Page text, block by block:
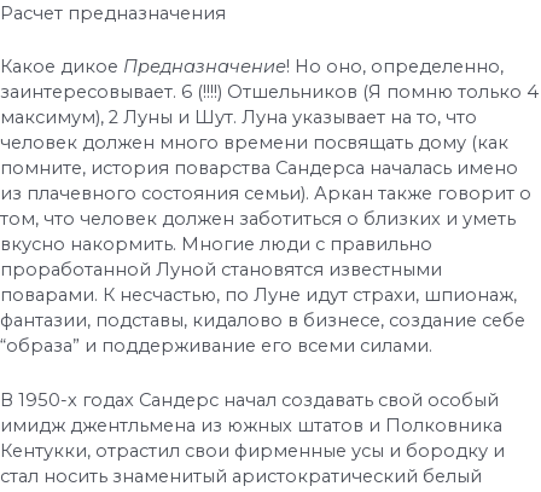
Расчет предназначения
Какое дикое Предназначение! Но оно, определенно,
заинтересовывает. 6 (!!!!) Отшельников (Я помню только 4
максимум), 2 Луны и Шут. Луна указывает на то, что
человек должен много времени посвящать дому (как
помните, история поварства Сандерса началась имено
из плачевного состояния семьи). Аркан также говорит о
том, что человек должен заботиться о близких и уметь
вкусно накормить. Многие люди с правильно
проработанной Луной становятся известными
поварами. К несчастью, по Луне идут страхи, шпионаж,
фантазии, подставы, кидалово в бизнесе, создание себе
“образа” и поддерживание его всеми силами.
В 1950-х годах Сандерс начал создавать свой особый
имидж джентльмена из южных штатов и Полковника
Кентукки, отрастил свои фирменные усы и бородку и
стал носить знаменитый аристократический белый